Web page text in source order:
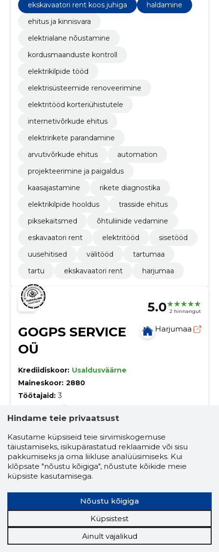
ekskavaatori rent koos juhiga
haldamine
ehitus ja kinnisvara
elektrialane nõustamine
kordusmaanduste kontroll
elektrikilpide tööd
elektrisüsteemide renoveerimine
elektritööd korteriühistutele
internetivõrkude ehitus
elektririkete parandamine
arvutivõrkude ehitus
automation
projekteerimine ja paigaldus
kaasajastamine
rikete diagnostika
elektrikilpide hooldus
trasside ehitus
piksekaitsmed
õhtuliinide vedamine
eskavaatori rent
elektritööd
sisetööd
uusehitised
välitööd
tartumaa
tartu
ekskavaatori rent harjumaa
5.0 2 hinnangut
GOGPS SERVICE
OÜ
Harjumaa
Krediidiskoor: Usaldusväärne
Maineskoor: 2880
Töötajaid: 3
Prognooskäive (2026):
GoGPS - Sinu sõiduki turvalisuse ja
jälgitavuse ekspert!
Avasta uus tase sõiduki turvalisuses ja jälgitavuses
GoGPSiga - multifunktsionaalne autovalve ja GPS-
jälgimissüsteem,
elektroonilise side teenused
kütusekulu kontroll
kiiruse kontroll
sõidumeerik
Hindame teie privaatsust
Kasutame küpsiseid teie sirvimiskogemuse
täiustamiseks, isikupärastatud reklaamide või sisu
pakkumiseks ja oma liikluse analüüsimiseks. Kui
klõpsate "nõustu kõigiga", nõustute kõikide meie
küpsiste kasutamisega.
Nõustu kõigiga
Küpsistest
Ainult vajalikud